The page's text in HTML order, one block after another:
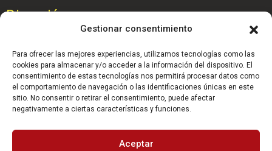
Gestionar consentimiento
Para ofrecer las mejores experiencias, utilizamos tecnologías como las
cookies para almacenar y/o acceder a la información del dispositivo. El
consentimiento de estas tecnologías nos permitirá procesar datos como
el comportamiento de navegación o las identificaciones únicas en este
sitio. No consentir o retirar el consentimiento, puede afectar
negativamente a ciertas características y funciones.
Aceptar
Dirección
administracion@realfederaciondesquash.com
(+34) 91 658 71 04
HORARIO: 9:30 - 14:00 h.